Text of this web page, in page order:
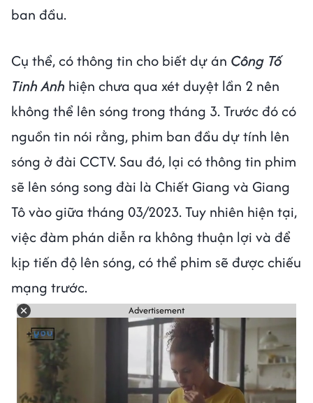
ban đầu.
Cụ thể, có thông tin cho biết dự án Công Tố
Tinh Anh hiện chưa qua xét duyệt lần 2 nên
không thể lên sóng trong tháng 3. Trước đó có
nguồn tin nói rằng, phim ban đầu dự tính lên
sóng ở đài CCTV. Sau đó, lại có thông tin phim
sẽ lên sóng song đài là Chiết Giang và Giang
Tô vào giữa tháng 03/2023. Tuy nhiên hiện tại,
việc đàm phán diễn ra không thuận lợi và để
kịp tiến độ lên sóng, có thể phim sẽ được chiếu
mạng trước.
Advertisement